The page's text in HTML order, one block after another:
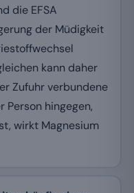
die EFSA
der Müdigkeit
kann daher
Zufuhr verbundene
Person hingegen,
wirkt Magnesium